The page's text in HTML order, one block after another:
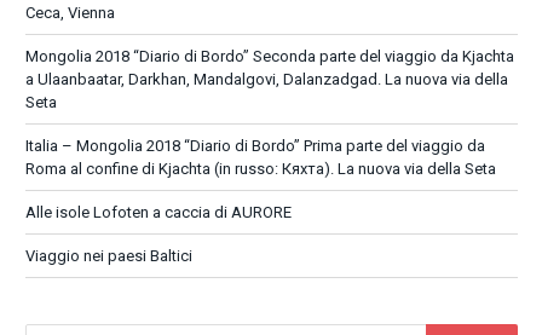
Ceca, Vienna
Mongolia 2018 “Diario di Bordo” Seconda parte del viaggio da Kjachta
a Ulaanbaatar, Darkhan, Mandalgovi, Dalanzadgad. La nuova via della
Seta
Italia – Mongolia 2018 “Diario di Bordo” Prima parte del viaggio da
Roma al confine di Kjachta (in russo: Кяхта). La nuova via della Seta
Alle isole Lofoten a caccia di AURORE
Viaggio nei paesi Baltici